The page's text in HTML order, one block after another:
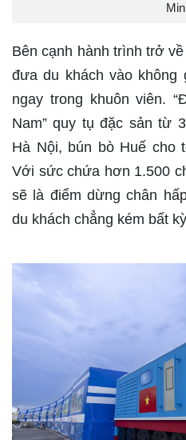
Bên cạnh hành trình trở
đưa du khách vào không
ngay trong khuôn viên.
Nam” quy tụ đặc sản từ
Hà Nội, bún bò Huế cho
Với sức chứa hơn 1.500
sẽ là điểm dừng chân
du khách chẳng kém bất